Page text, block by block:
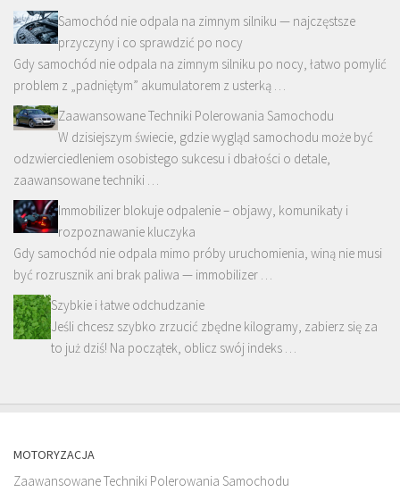
Samochód nie odpala na zimnym silniku — najczęstsze
przyczyny i co sprawdzić po nocy
Gdy samochód nie odpala na zimnym silniku po nocy, łatwo pomylić
problem z „padniętym” akumulatorem z usterką …
Zaawansowane Techniki Polerowania Samochodu
W dzisiejszym świecie, gdzie wygląd samochodu może być
odzwierciedleniem osobistego sukcesu i dbałości o detale,
zaawansowane techniki …
Immobilizer blokuje odpalenie – objawy, komunikaty i
rozpoznawanie kluczyka
Gdy samochód nie odpala mimo próby uruchomienia, winą nie musi
być rozrusznik ani brak paliwa — immobilizer …
Szybkie i łatwe odchudzanie
Jeśli chcesz szybko zrzucić zbędne kilogramy, zabierz się za
to już dziś! Na początek, oblicz swój indeks …
MOTORYZACJA
Zaawansowane Techniki Polerowania Samochodu